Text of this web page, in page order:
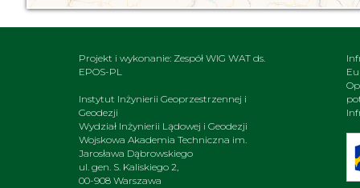
Projekt i wykonanie: Zespół WIG WAT ds.
EPOS-PL
Instytut Inżynierii Geoprzestrzennej i
Geodezji
Wydział Inżynierii Lądowej i Geodezji
Wojskowa Akademia Techniczna im.
Jarosława Dąbrowskiego
ul. gen. S. Kaliskiego 2,
00-908 Warszawa